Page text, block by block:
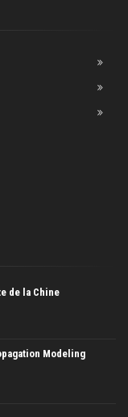
de la Chine
Modeling